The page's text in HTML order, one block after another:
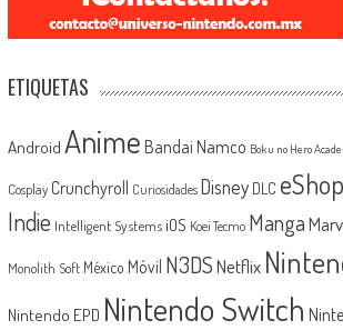
ETIQUETAS
Android Anime Bandai Namco Boku no Hero
Cosplay Crunchyroll Curiosidades Disney DLC eShop
Indie Intelligent Systems iOS Koei Tecmo Manga
Monolith Soft México Móvil N3DSNetflix
Nintendo EPD Nintendo Switch